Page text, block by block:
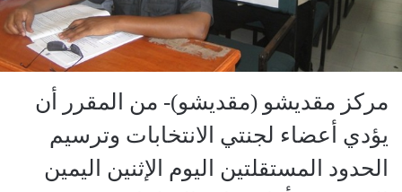
مركز مقديشو (مقديشو)- من المقرر أن
يؤدي أعضاء لجنتي الانتخابات وترسيم
الحدود المستقلتين اليوم الإثنين اليمين